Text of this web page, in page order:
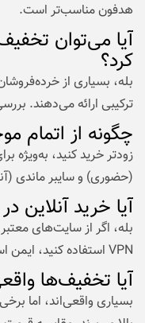
هدفون مناسب‌تر است.
آیا می‌توان
کرد؟
بله، بسیاری از
ترکیبی ارائه می‌دهند.
چگونه از اتمام
زودتر خرید کنید، به‌ویژه
(حضوری) و سایبر ماندی
آیا خرید آنلاین
بله، اگر از سایت‌های معتبر
VPN استفاده کنید، ایمن است.
آیا تخفیف‌ها
بسیاری واقعی‌اند، اما